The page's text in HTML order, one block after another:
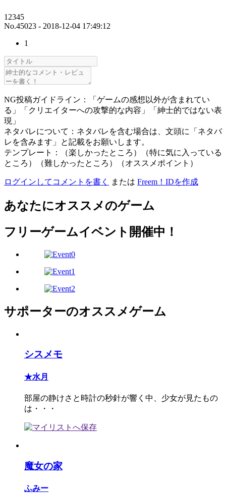
12345
No.45023 - 2018-12-04 17:49:12
1
NG投稿ガイドライン：「ゲームの感想以外が含まれてい
る」「クリエイターへの攻撃的な内容」「紳士的ではない表
現」
ネタバレについて：ネタバレを含む場合は、文頭に「ネタバ
レを含みます」と記載をお願いします。
テンプレート：（楽しかったところ）（特に気に入っている
ところ）（難しかったところ）（オススメポイント）
ログインしてコメントを書く または Freem！IDを作成
あなたにオススメのゲーム
フリーゲームイベント開催中！
サポーターのオススメゲーム
シスメモ
★水月
部屋の静けさと時計の秒針が響く中、少女が見たもの
は・・・
魔女の家
ふみー